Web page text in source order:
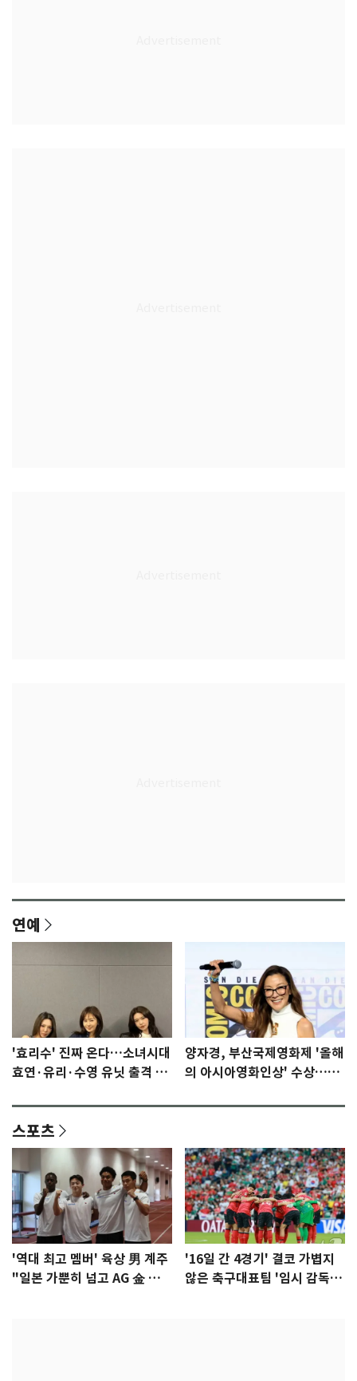
연예
'효리수' 진짜 온다…소녀시대
효연·유리·수영 유닛 출격 [N
양자경, 부산국제영화제 '올해
의 아시아영화인상' 수상…15
스포츠
'역대 최고 멤버' 육상 男 계주
"일본 가뿐히 넘고 AG 金 따겠
'16일 간 4경기' 결코 가볍지
않은 축구대표팀 '임시 감독'